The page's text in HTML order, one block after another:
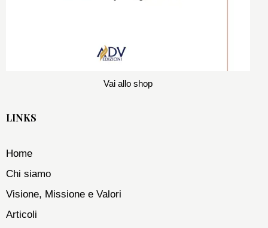
Vai allo shop
LINKS
Home
Chi siamo
Visione, Missione e Valori
Articoli